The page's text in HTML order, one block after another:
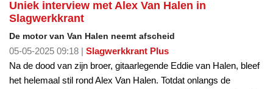
Uniek interview met Alex Van Halen in
Slagwerkkrant
De motor van Van Halen neemt afscheid
05-05-2025 09:18 | Slagwerkkrant Plus
Na de dood van zijn broer, gitaarlegende Eddie van Halen, bleef
het helemaal stil rond Alex Van Halen. Totdat onlangs de